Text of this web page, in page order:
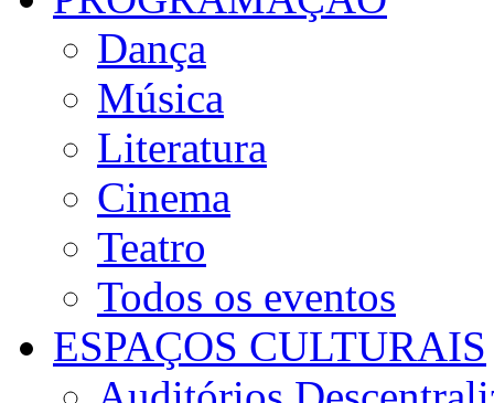
Dança
Música
Literatura
Cinema
Teatro
Todos os eventos
ESPAÇOS CULTURAIS